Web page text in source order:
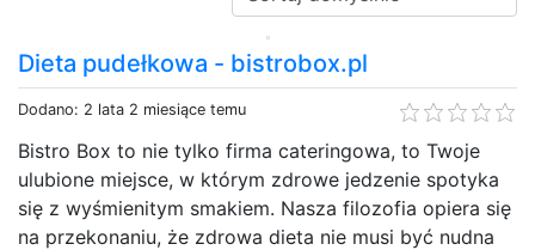
Dieta pudełkowa - bistrobox.pl
Dodano: 2 lata 2 miesiące temu
Bistro Box to nie tylko firma cateringowa, to Twoje
ulubione miejsce, w którym zdrowe jedzenie spotyka
się z wyśmienitym smakiem. Nasza filozofia opiera się
na przekonaniu, że zdrowa dieta nie musi być nudna